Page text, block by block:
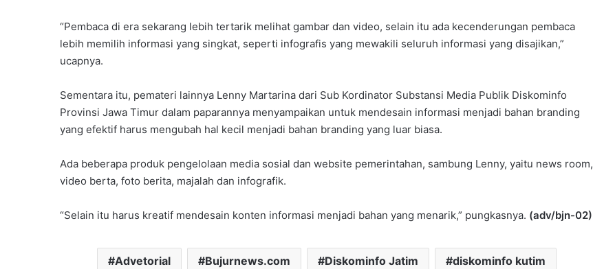
“Pembaca di era sekarang lebih tertarik melihat gambar dan video, selain itu ada kecenderungan pembaca
lebih memilih informasi yang singkat, seperti infografis yang mewakili seluruh informasi yang disajikan,”
ucapnya.
Sementara itu, pemateri lainnya Lenny Martarina dari Sub Kordinator Substansi Media Publik Diskominfo
Provinsi Jawa Timur dalam paparannya menyampaikan untuk mendesain informasi menjadi bahan branding
yang efektif harus mengubah hal kecil menjadi bahan branding yang luar biasa.
Ada beberapa produk pengelolaan media sosial dan website pemerintahan, sambung Lenny, yaitu news room,
video berta, foto berita, majalah dan infografik.
“Selain itu harus kreatif mendesain konten informasi menjadi bahan yang menarik,” pungkasnya. (adv/bjn-02)
Advetorial Bujurnews.com Diskominfo Jatim diskominfo kutim